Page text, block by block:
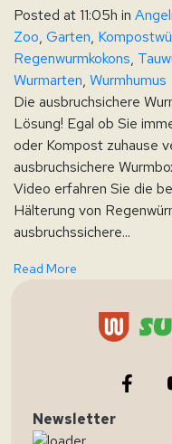
Posted at 11:05h in
Zoo, Garten,
Regenwurmkokons,
Wurmarten, Wurmhumus
Die ausbruchsichere
Lösung! Egal ob Sie
oder Kompost zuhause
ausbruchsichere
Video erfahren Sie die
Hälterung von
ausbruchssichere...
Read More
Newsletter